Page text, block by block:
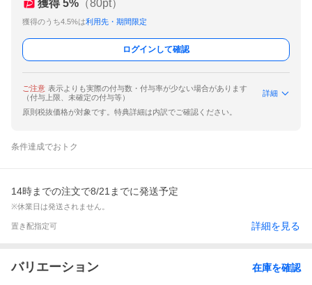
獲得 5% （80pt）
獲得のうち4.5%は利用先・期間限定
ログインして確認
ご注意 表示よりも実際の付与数・付与率が少ない場合があります
（付与上限、未確定の付与等）
詳細
原則税抜価格が対象です。特典詳細は内訳でご確認ください。
条件達成でおトク
14時までの注文で8/21までに発送予定
※休業日は発送されません。
置き配指定可 詳細を見る
バリエーション 在庫を確認